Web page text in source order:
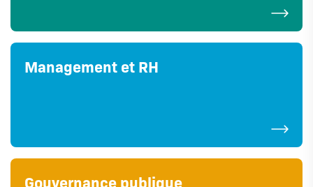
Management et RH
Gouvernance publique